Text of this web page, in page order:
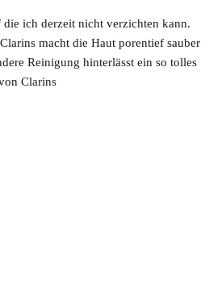
ich derzeit nicht verzichten kann.
macht die Haut porentief sauber
Reinigung hinterlässt ein so tolles
Clarins